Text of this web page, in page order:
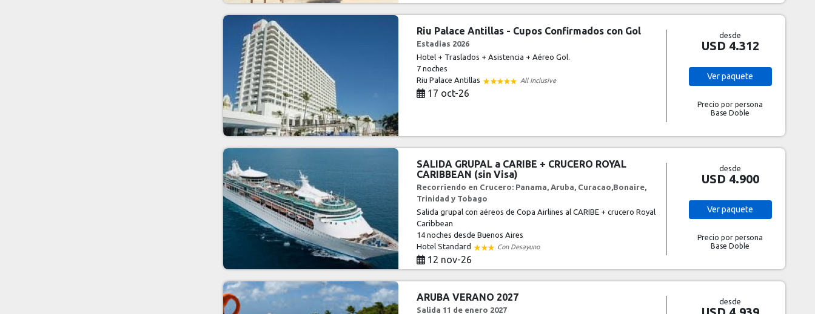
Riu Palace Antillas - Cupos Confirmados con Gol
Estadias 2026
Hotel + Traslados + Asistencia + Aéreo Gol.
7 noches
Riu Palace Antillas
All Inclusive
17 oct-26
desde
USD 4.312
Verpaquete
Precio por persona
Base Doble
SALIDA GRUPAL a CARIBE + CRUCERO ROYAL
CARIBBEAN (sin Visa)
Recorriendo en Crucero: Panama, Aruba, Curacao,Bonaire,
Trinidad y Tobago
Salida grupal con aéreos de Copa Airlines al CARIBE + crucero Royal
Caribbean
14 noches desde Buenos Aires
Hotel Standard
Con Desayuno
12 nov-26
desde
USD 4.900
Verpaquete
Precio por persona
Base Doble
ARUBA VERANO 2027
Salida 11 de enero 2027
desde